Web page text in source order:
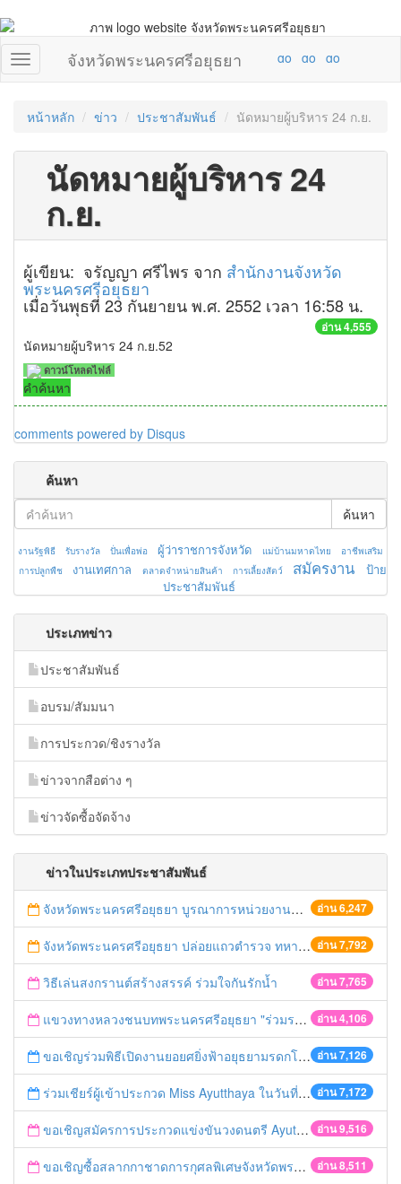
จังหวัดพระนครศรีอยุธยา
หน้าหลัก ข่าว ประชาสัมพันธ์ นัดหมายผู้บริหาร 24 ก.ย.
นัดหมายผู้บริหาร 24
ก.ย.
ผู้เขียน: จรัญญา ศรีไพร จาก สำนักงานจังหวัด
พระนครศรีอยุธยา
เมื่อวันพุธที่ 23 กันยายน พ.ศ. 2552 เวลา 16:58 น.
อ่าน 4,555
นัดหมายผู้บริหาร 24 ก.ย.52
ดาวน์โหลดไฟล์
คำค้นหา
comments powered by Disqus
ค้นหา
ค้นหา
งานรัฐพิธี รับรางวัล ปั่นเพื่อพ่อ ผู้ว่าราชการจังหวัด แม่บ้านมหาดไทย
อาชีพเสริม
การปลูกพืช
งานเทศกาล ตลาดจำหน่ายสินค้า การเลี้ยงสัตว์ สมัครงาน
ป้าย
ประชาสัมพันธ์
ประเภทข่าว
ประชาสัมพันธ์
อบรม/สัมมนา
การประกวด/ชิงรางวัล
ข่าวจากสือต่าง ๆ
ข่าวจัดซื้อจัดจ้าง
ข่าวในประเภทประชาสัมพันธ์
อ่าน 6,247
จังหวัดพระนครศรีอยุธยา บูรณาการหน่วยงานที่เกี่ยวข้อง ลงพื้นที่จัดระเบียบและดำเนินมาตรการตามบทลงโทษสูงสุดกับผู้ประกอบการร้านค้าที่ยังฝ่าฝืนตั้งร้านค้ารุกล้ำเขตพื้นที่ทางหลวง เตรียมความปลอดภัยก่อนเทศกาลสงกรานต์
อ่าน 7,792
จังหวัดพระนครศรีอยุธยา ปล่อยแถวตำรวจ ทหาร ฝ่ายปกครอง กว่า 100 นาย ตรวจเข้มท่ารถสาธารณะ สถานีขนส่งรถโดยสาร วินรถตู้ และสถานีรถไฟ เตรียมรับมือเทศกาลสงกรานต์
อ่าน 7,765
วิธีเล่นสงกรานต์สร้างสรรค์ ร่วมใจกันรักน้ำ
อ่าน 4,106
แขวงทางหลวงชนบทพระนครศรีอยุธยา "ร่วมรณรงค์ ขับช้า เปิดไฟหน้า คาดเข็มขัด" เทศกาลสงกรานต์ ปี 2561
อ่าน 7,126
ขอเชิญร่วมพิธีเปิดงานยอยศยิ่งฟ้าอยุธยามรดกโลก
อ่าน 7,172
ร่วมเชียร์ผู้เข้าประกวด Miss Ayutthaya ในวันที่ 15 ธันวาคม 2560
อ่าน 9,516
ขอเชิญสมัครการประกวดแข่งขันวงดนตรี Ayutthaya battle of the bands
อ่าน 8,511
ขอเชิญซื้อสลากกาชาดการกุศลพิเศษจังหวัดพระนครศรีอยุธยา 2560